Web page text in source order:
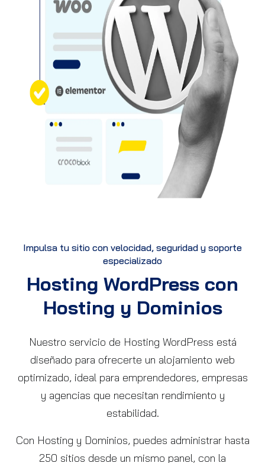
Impulsa tu sitio con velocidad, seguridad y soporte
especializado
Hosting WordPress con
Hosting y Dominios
Nuestro servicio de Hosting WordPress está
diseñado para ofrecerte un alojamiento web
optimizado, ideal para emprendedores, empresas
y agencias que necesitan rendimiento y
estabilidad.
Con Hosting y Dominios, puedes administrar hasta
250 sitios desde un mismo panel, con la